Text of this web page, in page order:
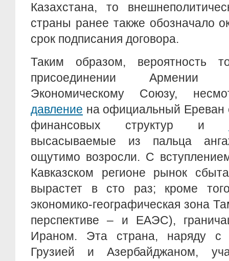
Казахстана, то
страны ранее также обозначало
срок подписания договора.
Таким образом, вероятность
присоединении Армении
Экономическому Союзу,
давление на официальный Ереван
финансовых структур и
высасываемые из пальца
ощутимо возросли. С
Кавказском регионе рынок
вырастет в сто раз; кроме
экономико-географическая зона
перспективе – и ЕАЭС),
Ираном. Эта страна, наряду с
Грузией и Азербайджаном,